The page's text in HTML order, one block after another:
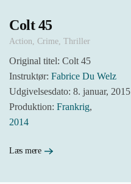
Colt 45
Action, Crime, Thriller
Original titel: Colt 45
Instruktør: Fabrice Du Welz
Udgivelsesdato: 8. januar, 2015
Produktion: Frankrig,
2014
Læs mere